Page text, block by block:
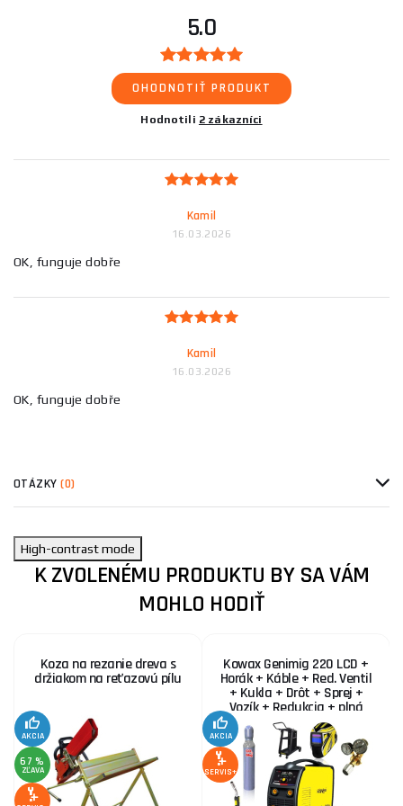
5.0
OHODNOTIŤ PRODUKT
Hodnotili 2 zákazníci
Kamil
16.03.2026
OK, funguje dobře
Kamil
16.03.2026
OK, funguje dobře
OTÁZKY(0)
High-contrast mode
K ZVOLENÉMU PRODUKTU BY SA VÁM
MOHLO HODIŤ
Koza na rezanie dreva s
držiakom na reťazovú pílu
AKCIA
67 %
ZĽAVA
Kowax Genimig 220 LCD +
Horák + Káble + Red. Ventil
+ Kukla + Drôt + Sprej +
Vozík + Redukcia + plná
Fľaša Co2
AKCIA
SERVIS+